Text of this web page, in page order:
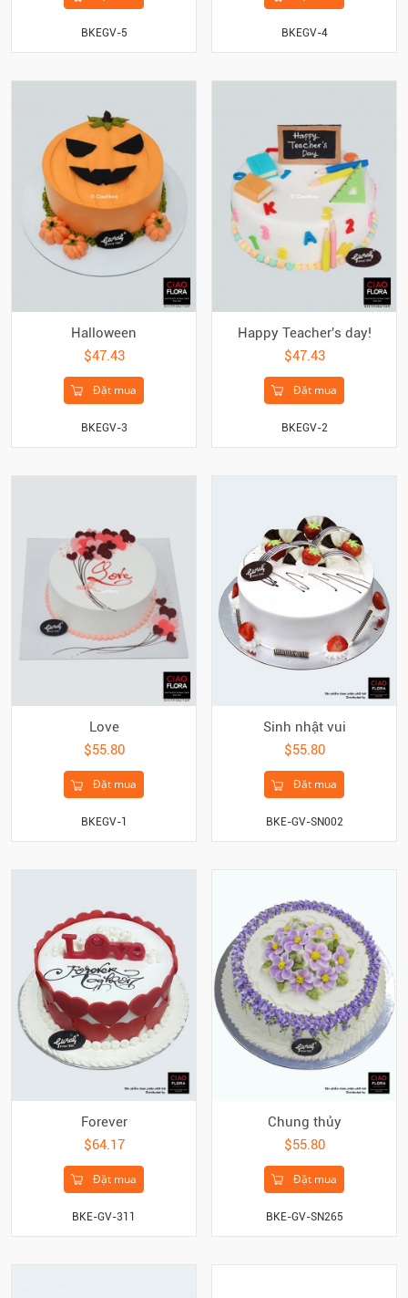
BKEGV-5 BKEGV-4
Halloween
$47.43
Đặt mua
BKEGV-3
Happy Teacher's day!
$47.43
Đặt mua
BKEGV-2
Love
$55.80
Đặt mua
BKEGV-1
Sinh nhật vui
$55.80
Đặt mua
BKE-GV-SN002
Forever
$64.17
Đặt mua
BKE-GV-311
Chung thủy
$55.80
Đặt mua
BKE-GV-SN265